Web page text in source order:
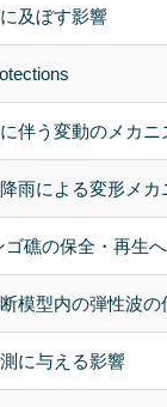
及ぼす影響
伴う変動のメカニ
雨による変形メカ
ゴ礁の保全・再生
模型内の弾性波の
に与える影響